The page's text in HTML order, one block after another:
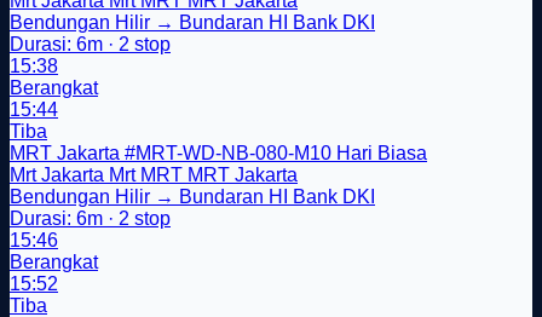
Bendungan Hilir → Bundaran HI Bank DKI
Durasi: 6m · 2 stop
15:38
Berangkat
15:44
Tiba
MRT Jakarta #MRT-WD-NB-080-M10 Hari Biasa
Mrt Jakarta Mrt MRT MRT Jakarta
Bendungan Hilir → Bundaran HI Bank DKI
Durasi: 6m · 2 stop
15:46
Berangkat
15:52
Tiba